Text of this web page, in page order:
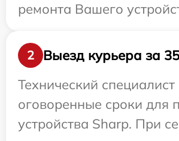
ремонта Вашего
2
Выезд курьера за
Технический
оговоренные сроки для
устройства Sharp. При